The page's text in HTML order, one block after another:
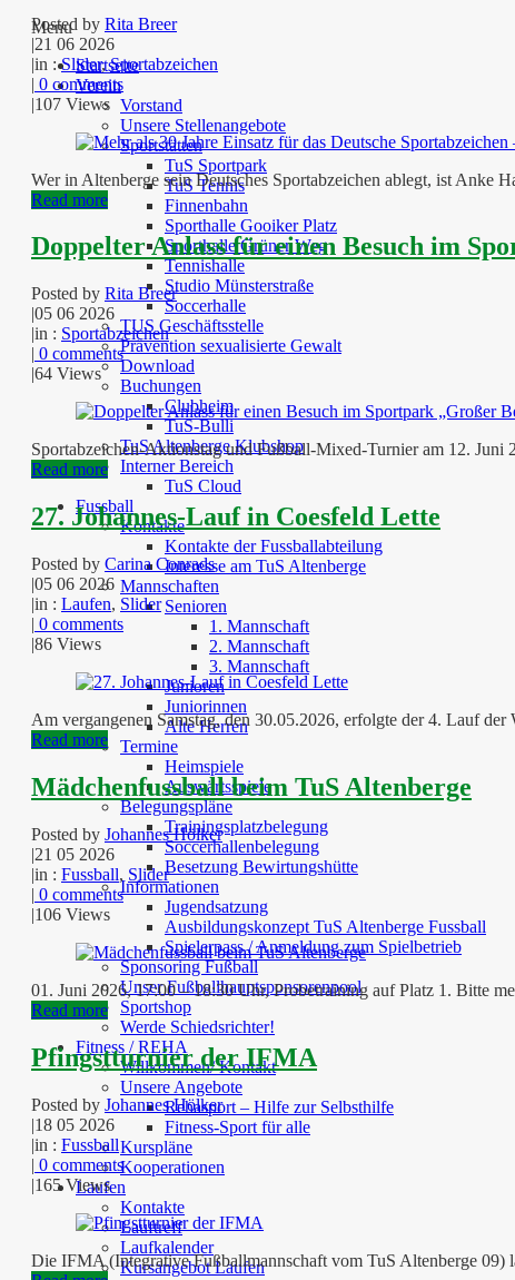
Menu
Startseite
Verein
Vorstand
Unsere Stellenangebote
Sportstätten
TuS Sportpark
TuS Tennis
Finnenbahn
Sporthalle Gooiker Platz
Sporthalle Grüner Weg
Tennishalle
Studio Münsterstraße
Soccerhalle
TUS Geschäftsstelle
Prävention sexualisierte Gewalt
Download
Buchungen
Clubheim
TuS-Bulli
TuS Altenberge Klubshop
Interner Bereich
TuS Cloud
Fussball
Kontakte
Kontakte der Fussballabteilung
Interesse am TuS Altenberge
Mannschaften
Senioren
1. Mannschaft
2. Mannschaft
3. Mannschaft
Junioren
Juniorinnen
Alte Herren
Termine
Heimspiele
Auswärtsspiele
Belegungspläne
Trainingsplatzbelegung
Soccerhallenbelegung
Besetzung Bewirtungshütte
Informationen
Jugendsatzung
Ausbildungskonzept TuS Altenberge Fussball
Spielerpass / Anmeldung zum Spielbetrieb
Sponsoring Fußball
Unser Fußballhauptsponsorenpool
Sportshop
Werde Schiedsrichter!
Fitness / REHA
Willkommen/ Kontakt
Unsere Angebote
Rehasport – Hilfe zur Selbsthilfe
Fitness-Sport für alle
Kurspläne
Kooperationen
Laufen
Kontakte
Lauftreff
Laufkalender
Kursangebot Laufen
Posted by Rita Breer
|21 06 2026
|in :Slider,Sportabzeichen
| 0 comments
|107 Views
Wer in Altenberge sein Deutsches Sportabzeichen ablegt, ist Anke
Read more
Doppelter Anlass für einen Besuch im
Posted by Rita Breer
|05 06 2026
|in : Sportabzeichen
| 0 comments
|64 Views
Sportabzeichen-Aktionstag und Fußball-Mixed-Turnier am 12.
Read more
27. Johannes-Lauf in Coesfeld Lette
Posted by Carina Conrads
|05 06 2026
|in : Laufen, Slider
| 0 comments
|86 Views
Am vergangenen Samstag, den 30.05.2026, erfolgte der 4. Lauf
Read more
Mädchenfussball beim TuS Altenberge
Posted by Johannes Hölker
|21 05 2026
|in : Fussball, Slider
| 0 comments
|106 Views
01. Juni 2026, 17:00 – 18:30 Uhr, Probetraining auf Platz 1. Bitte
Read more
Pfingstturnier der IFMA
Posted by Johannes Hölker
|18 05 2026
|in : Fussball
| 0 comments
|165 Views
Die IFMA (Integrative Fußballmannschaft vom TuS Altenberge